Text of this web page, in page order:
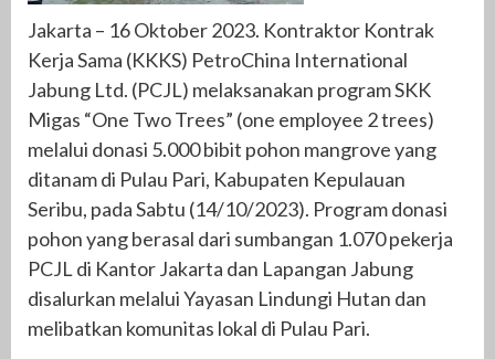
Jakarta – 16 Oktober 2023. Kontraktor Kontrak
Kerja Sama (KKKS) PetroChina International
Jabung Ltd. (PCJL) melaksanakan program SKK
Migas “One Two Trees” (one employee 2 trees)
melalui donasi 5.000 bibit pohon mangrove yang
ditanam di Pulau Pari, Kabupaten Kepulauan
Seribu, pada Sabtu (14/10/2023). Program donasi
pohon yang berasal dari sumbangan 1.070 pekerja
PCJL di Kantor Jakarta dan Lapangan Jabung
disalurkan melalui Yayasan Lindungi Hutan dan
melibatkan komunitas lokal di Pulau Pari.